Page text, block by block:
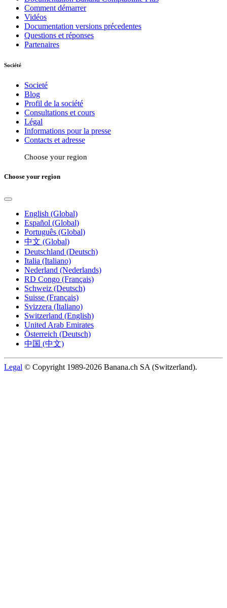
Comment démarrer
Vidéos
Documentation versions précedentes
Questions et réponses
Partenaires
Société
Societé
Blog
Profil de la société
Consultations et cours
Légal
Informations pour la presse
Contacts et adresse
Choose your region
Choose your region
English (Global)
Español (Global)
Português (Global)
中文 (Global)
Deutschland (Deutsch)
Italia (Italiano)
Nederland (Nederlands)
RD Congo (Français)
Schweiz (Deutsch)
Suisse (Français)
Svizzera (Italiano)
Switzerland (English)
United Arab Emirates
Österreich (Deutsch)
中国 (中文)
Legal © Copyright 1989-2026 Banana.ch SA (Switzerland).